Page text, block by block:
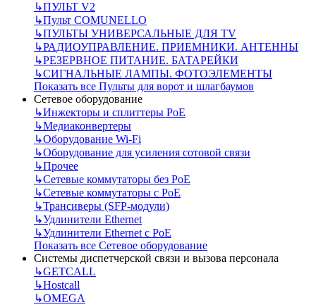
↳ПУЛЬТ V2
↳Пульт СOMUNELLO
↳ПУЛЬТЫ УНИВЕРСАЛЬНЫЕ ДЛЯ TV
↳РАДИОУПРАВЛЕНИЕ. ПРИЕМНИКИ. АНТЕННЫ
↳РЕЗЕРВНОЕ ПИТАНИЕ. БАТАРЕЙКИ
↳СИГНАЛЬНЫЕ ЛАМПЫ. ФОТОЭЛЕМЕНТЫ
Показать все Пульты для ворот и шлагбаумов
Сетевое оборудование
↳Инжекторы и сплиттеры РоЕ
↳Медиаконвертеры
↳Оборудование Wi-Fi
↳Оборудование для усиления сотовой связи
↳Прочее
↳Сетевые коммутаторы без РоЕ
↳Сетевые коммутаторы с РоЕ
↳Трансиверы (SFP-модули)
↳Удлинители Ethernet
↳Удлинители Ethernet с PoE
Показать все Сетевое оборудование
Системы диспетчерской связи и вызова персонала
↳GETCALL
↳Hostcall
↳OMEGA